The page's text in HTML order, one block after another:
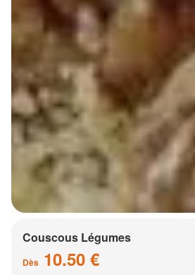
Couscous Légumes
Dès 10.50 €